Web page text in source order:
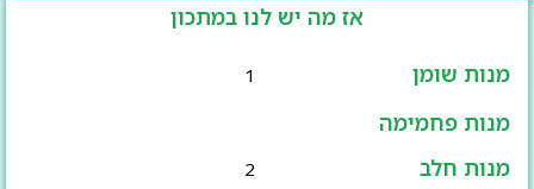
אז מה יש לנו במתכון
מנות שומן
1
מנות פחמימה
מנות חלב
2